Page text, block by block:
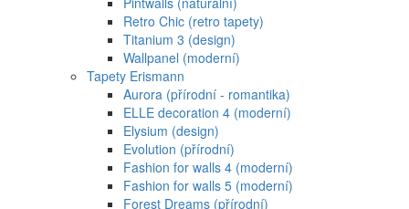
Retro Chic (retro tapety)
Titanium 3 (design)
Wallpanel (moderní)
Tapety Erismann
Aurora (přírodní - romantika)
ELLE decoration 4 (moderní)
Elysium (design)
Evolution (přírodní)
Fashion for walls 4 (moderní)
Fashion for walls 5 (moderní)
Forest Dreams (přírodní)